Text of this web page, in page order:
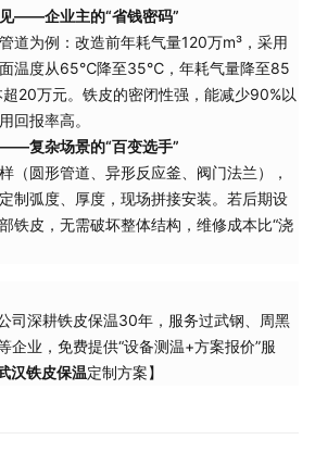
——企业主的“省钱密码”
道为例：改造前年耗气量120万m³，采用
面温度从65℃降至35℃，年耗气量降至85
20万元。铁皮的密闭性强，能减少90%以
回报率高。
复杂场景的“百变选手”
（圆形管道、异形反应釜、阀门法兰），
制弧度、厚度，现场拼接安装。若后期设
铁皮，无需破坏整体结构，维修成本比“浇
司深耕铁皮保温30年，服务过武钢、周黑
企业，免费提供“设备测温+方案报价”服
汉铁皮保温定制方案】